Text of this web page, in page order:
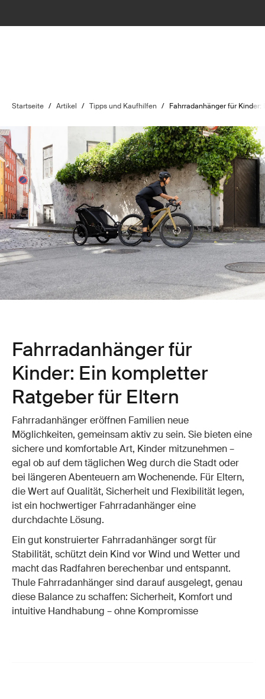
Startseite / Artikel / Tipps und Kaufhilfen / Fahrradanhänger für
Fahrradanhänger für
Kinder: Ein kompletter
Ratgeber für Eltern
Fahrradanhänger eröffnen Familien neue
Möglichkeiten, gemeinsam aktiv zu sein. Sie bieten eine
sichere und komfortable Art, Kinder mitzunehmen –
egal ob auf dem täglichen Weg durch die Stadt oder
bei längeren Abenteuern am Wochenende. Für Eltern,
die Wert auf Qualität, Sicherheit und Flexibilität legen,
ist ein hochwertiger Fahrradanhänger eine
durchdachte Lösung.
Ein gut konstruierter Fahrradanhänger sorgt für
Stabilität, schützt dein Kind vor Wind und Wetter und
macht das Radfahren berechenbar und entspannt.
Thule Fahrradanhänger sind darauf ausgelegt, genau
diese Balance zu schaffen: Sicherheit, Komfort und
intuitive Handhabung – ohne Kompromisse